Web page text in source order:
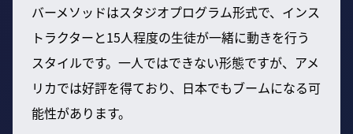
バーメソッドはスタジオプログラム形式で、インス
トラクターと15人程度の生徒が一緒に動きを行う
スタイルです。一人ではできない形態ですが、アメ
リカでは好評を得ており、日本でもブームになる可
能性があります。